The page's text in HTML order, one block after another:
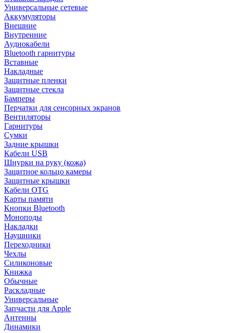
Универсальные сетевые
Аккумуляторы
Внешние
Внутренние
Аудиокабели
Bluetooth гарнитуры
Вставные
Накладные
Защитные пленки
Защитные стекла
Бамперы
Перчатки для сенсорных экранов
Вентиляторы
Гарнитуры
Сумки
Задние крышки
Кабели USB
Шнурки на руку (кожа)
Защитное кольцо камеры
Защитные крышки
Кабели OTG
Карты памяти
Кнопки Bluetooth
Моноподы
Накладки
Наушники
Переходники
Чехлы
Силиконовые
Книжка
Обычные
Раскладные
Универсальные
Запчасти для Apple
Антенны
Динамики